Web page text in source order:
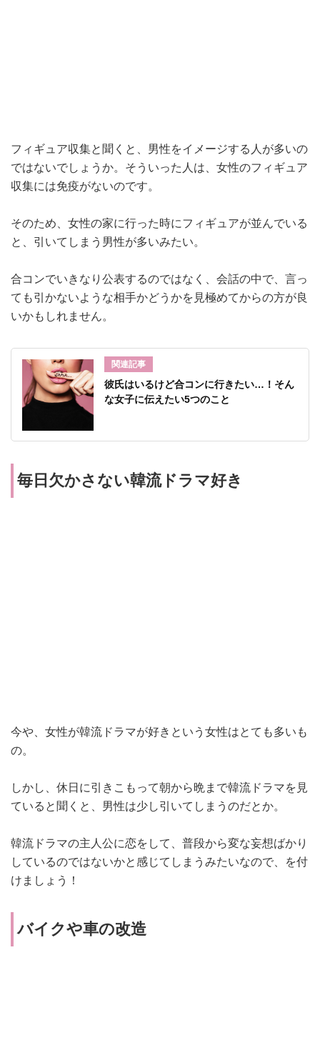
フィギュア収集と聞くと、男性をイメージする人が多いの
ではないでしょうか。そういった人は、女性のフィギュア
収集には免疫がないのです。
そのため、女性の家に行った時にフィギュアが並んでいる
と、引いてしまう男性が多いみたい。
合コンでいきなり公表するのではなく、会話の中で、言っ
ても引かないような相手かどうかを見極めてからの方が良
いかもしれません。
関連記事
彼氏はいるけど合コンに行きたい…！そん
な女子に伝えたい5つのこと
毎日欠かさない韓流ドラマ好き
今や、女性が韓流ドラマが好きという女性はとても多いも
の。
しかし、休日に引きこもって朝から晩まで韓流ドラマを見
ていると聞くと、男性は少し引いてしまうのだとか。
韓流ドラマの主人公に恋をして、普段から変な妄想ばかり
しているのではないかと感じてしまうみたいなので、を付
けましょう！
バイクや車の改造